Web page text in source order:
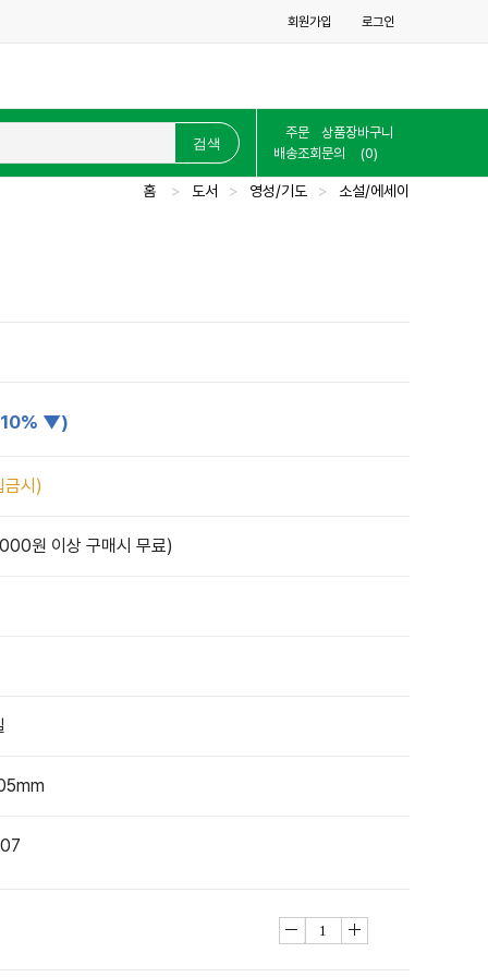
회원가입 로그인
주문
배송조회
상품
문의
장바구니
(0)
홈 > 도서 > 영성/기도 > 소설/에세이
▼)
시)
원 이상 구매시 무료)